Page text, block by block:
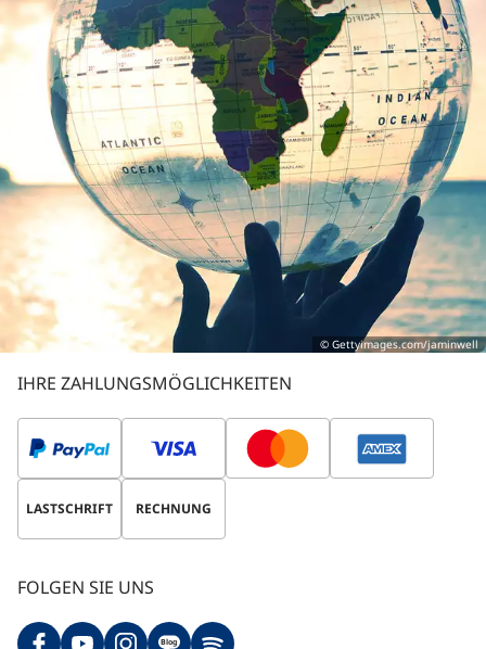
© Gettyimages.com/jaminwell
IHRE ZAHLUNGSMÖGLICHKEITEN
LASTSCHRIFT RECHNUNG
FOLGEN SIE UNS
Blog